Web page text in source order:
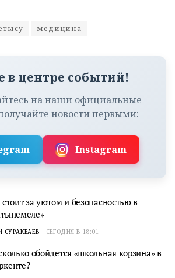
медицина
в центре событий!
на наши официальные
новости первыми:
Instagram
стоит за уютом и безопасностью в
СУРАКБАЕВ СЕГОДНЯ В 18:01
обойдется «школьная корзина» в